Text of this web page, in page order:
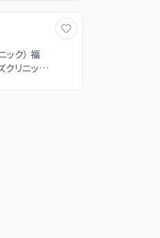
ック） 福
クリニッ